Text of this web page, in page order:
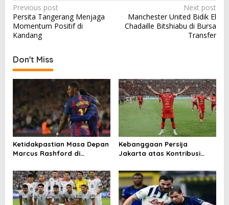
P
o
s
t
n
a
i
g
a
t
i
o
n
Previous post
Persita Tangerang Menjaga
Momentum Positif di
Kandang
Next post
Manchester United Bidik El
Chadaille Bitshiabu di Bursa
Transfer
Don't Miss
Ketidakpastian Masa Depan
Marcus Rashford di
Kebanggaan Persija
Jakarta atas Kontribusi